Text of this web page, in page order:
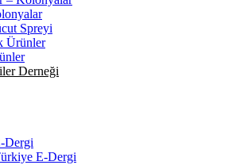
Spreyi
Ürünler
Derneği
Dergi
E-Dergi